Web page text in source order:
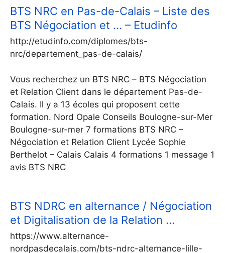
BTS NRC en Pas-de-Calais – Liste des
BTS Négociation et … – Etudinfo
http://etudinfo.com/diplomes/bts-
nrc/departement_pas-de-calais/
Vous recherchez un BTS NRC – BTS Négociation
et Relation Client dans le département Pas-de-
Calais. Il y a 13 écoles qui proposent cette
formation. Nord Opale Conseils Boulogne-sur-Mer
Boulogne-sur-mer 7 formations BTS NRC –
Négociation et Relation Client Lycée Sophie
Berthelot – Calais Calais 4 formations 1 message 1
avis BTS NRC
BTS NDRC en alternance / Négociation
et Digitalisation de la Relation …
https://www.alternance-
nordpasdecalais.com/bts-ndrc-alternance-lille-